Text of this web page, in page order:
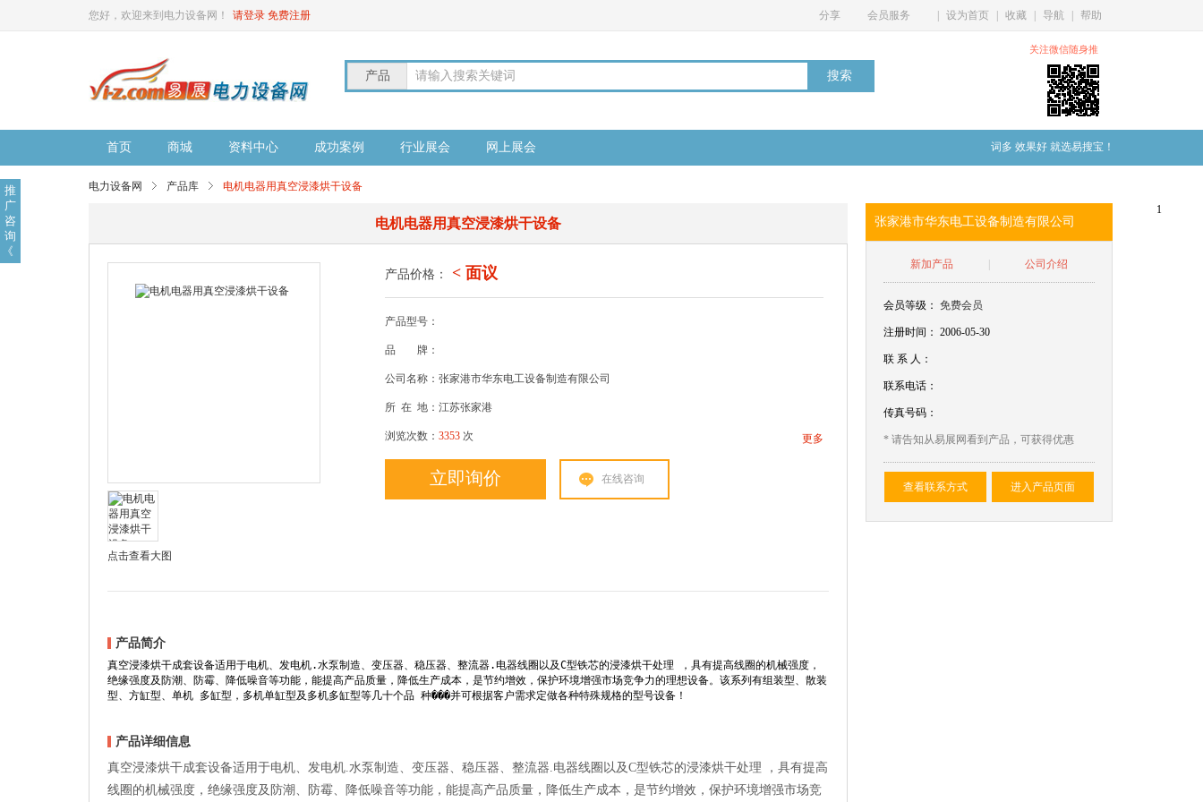
您好，欢迎来到电力设备网！ 请登录 免费注册 分享 会员服务 设为首页 收藏 导航 帮助
产品 请输入搜索关键词
关注微信随身推
首页 商城 资料中心 成功案例 行业展会 网上展会 词多 效果好 就选易搜宝！
电力设备网 产品库 电机电器用真空浸漆烘干设备
电机电器用真空浸漆烘干设备
点击查看大图
产品价格： < 面议
产品型号：
品 牌：
公司名称：张家港市华东电工设备制造有限公司
所 在 地：江苏张家港
浏览次数： 3353 次 更多
立即询价 在线咨询
产品简介
真空浸漆烘干成套设备适用于电机、发电机.水泵制造、变压器、稳压器、整流器.电器线圈以及C型铁芯的浸漆烘干处理 ，具有提高线圈的机械强度，
绝缘强度及防潮、防霉、降低噪音等功能，能提高产品质量，降低生产成本，是节约增效，保护环境增强市场竞争力的理想设备。该系列有组装型、散装
型、方缸型、单机 多缸型，多机单缸型及多机多缸型等几十个品 种���并可根据客户需求定做各种特殊规格的型号设备！
产品详细信息
真空浸漆烘干成套设备适用于电机、发电机.水泵制造、变压器、稳压器、整流器.电器线圈以及C型铁芯的浸漆烘干处理 ，具有提高
线圈的机械强度，绝缘强度及防潮、防霉、降低噪音等功能，能提高产品质量，降低生产成本，是节约增效，保护环境增强市场竞
张家港市华东电工设备制造有限公司
新加产品 公司介绍
会员等级：免费会员
注册时间： 2006-05-30
联 系 人：
联系电话：
传真号码：
* 请告知从易展网看到产品，可获得优惠
查看联系方式 进入产品页面
推
广
咨
询
《
1